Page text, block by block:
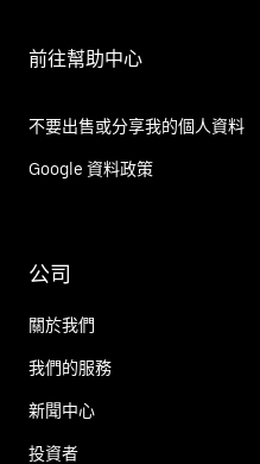
前往幫助中心
不要出售或分享我的個人資料
Google 資料政策
公司
關於我們
我們的服務
新聞中心
投資者